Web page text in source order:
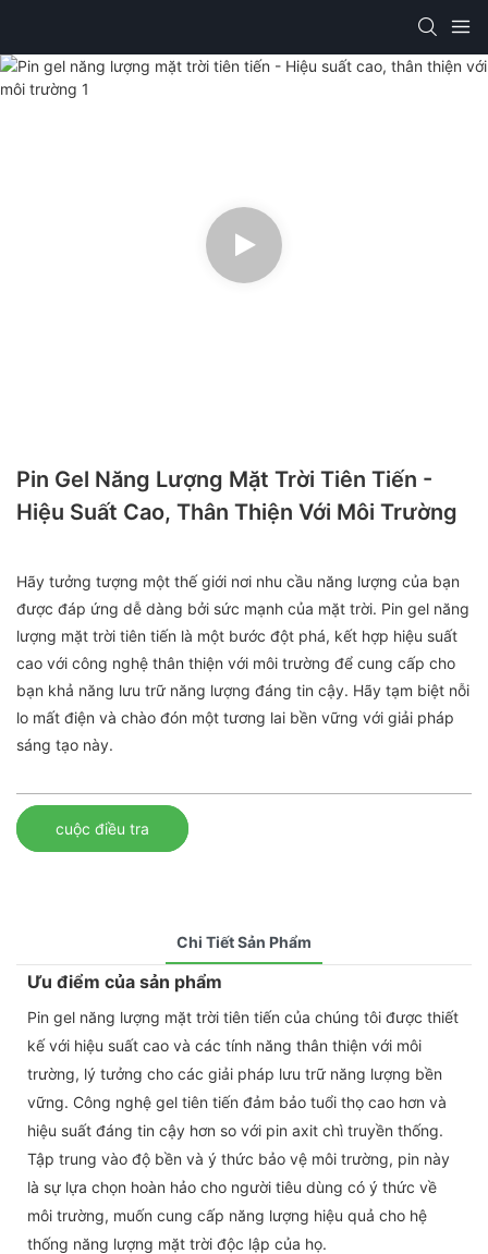
Pin Gel Năng Lượng Mặt Trời Tiên Tiến -
Hiệu Suất Cao, Thân Thiện Với Môi Trường
Hãy tưởng tượng một thế giới nơi nhu cầu năng lượng của bạn
được đáp ứng dễ dàng bởi sức mạnh của mặt trời. Pin gel năng
lượng mặt trời tiên tiến là một bước đột phá, kết hợp hiệu suất
cao với công nghệ thân thiện với môi trường để cung cấp cho
bạn khả năng lưu trữ năng lượng đáng tin cậy. Hãy tạm biệt nỗi
lo mất điện và chào đón một tương lai bền vững với giải pháp
sáng tạo này.
cuộc điều tra
Chi Tiết Sản Phẩm
Ưu điểm của sản phẩm
Pin gel năng lượng mặt trời tiên tiến của chúng tôi được thiết
kế với hiệu suất cao và các tính năng thân thiện với môi
trường, lý tưởng cho các giải pháp lưu trữ năng lượng bền
vững. Công nghệ gel tiên tiến đảm bảo tuổi thọ cao hơn và
hiệu suất đáng tin cậy hơn so với pin axit chì truyền thống.
Tập trung vào độ bền và ý thức bảo vệ môi trường, pin này
là sự lựa chọn hoàn hảo cho người tiêu dùng có ý thức về
môi trường, muốn cung cấp năng lượng hiệu quả cho hệ
thống năng lượng mặt trời độc lập của họ.